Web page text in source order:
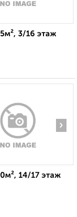
3/16 этаж
›
14/17 этаж